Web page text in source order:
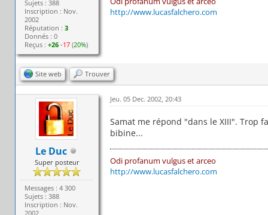
Sujets : 388
Inscription : Nov.
2002
Réputation :3
Donnés : 0
Reçus :+26 -17 (20%)
http://www.lucasfalchero.com
Site web Trouver
Le Duc
Super posteur
Messages : 4 300
Sujets : 388
Inscription : Nov.
2002
Jeu. 05 Dec. 2002, 20:43
Samat me répond "dans le XIII". Trop
bibine...
Odi profanum vulgus et arceo
http://www.lucasfalchero.com